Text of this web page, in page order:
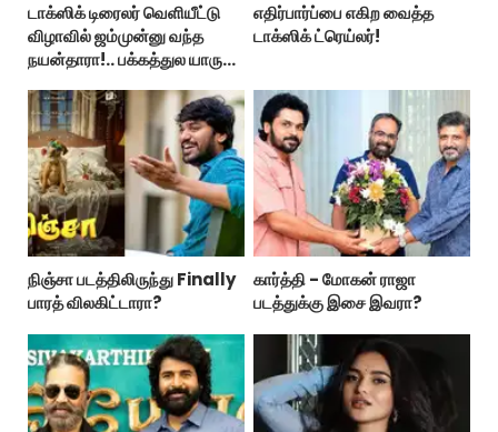
டாக்ஸிக் டிரைலர் வெளியீட்டு
விழாவில் ஜம்முன்னு வந்த
நயன்தாரா!.. பக்கத்துல யாரு
எதிர்பார்ப்பை எகிற வைத்த
டாக்ஸிக் ட்ரெய்லர்!
நிஞ்சா படத்திலிருந்து Finally
பாரத் விலகிட்டாரா?
கார்த்தி - மோகன் ராஜா
படத்துக்கு இசை இவரா?